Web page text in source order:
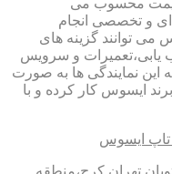
ای و تخصصی انجام
می توانند گزینه های
یابی،تعمیرات و سرویس
نمایندگی ها به صورت
ایسوس کار کرده و با
تاپ ایسوس
تهران کرج،منطقه